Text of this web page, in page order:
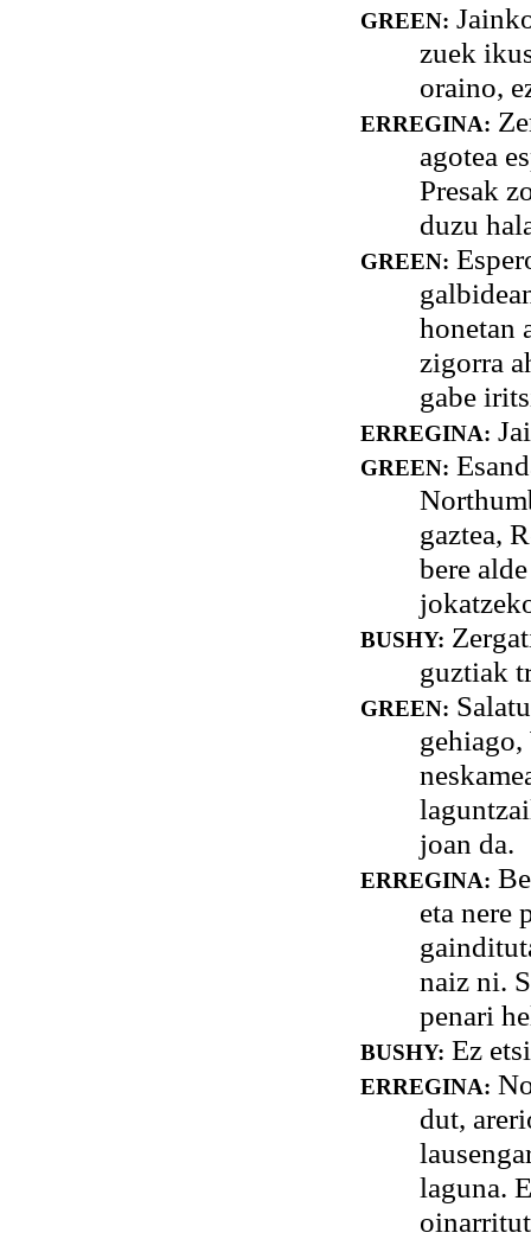
GREEN:
zuek
oraino,
ERREGINA:
agotea
Presak
duzu
GREEN:
honetan
zigorra
gabe
ERREGINA:
GREEN:
gaztea,
bere
BUSHY:
guztiak
GREEN:
joan da.
ERREGINA:
eta nere
naiz ni.
penari
BUSHY: Ez
ERREGINA:
dut,
laguna.